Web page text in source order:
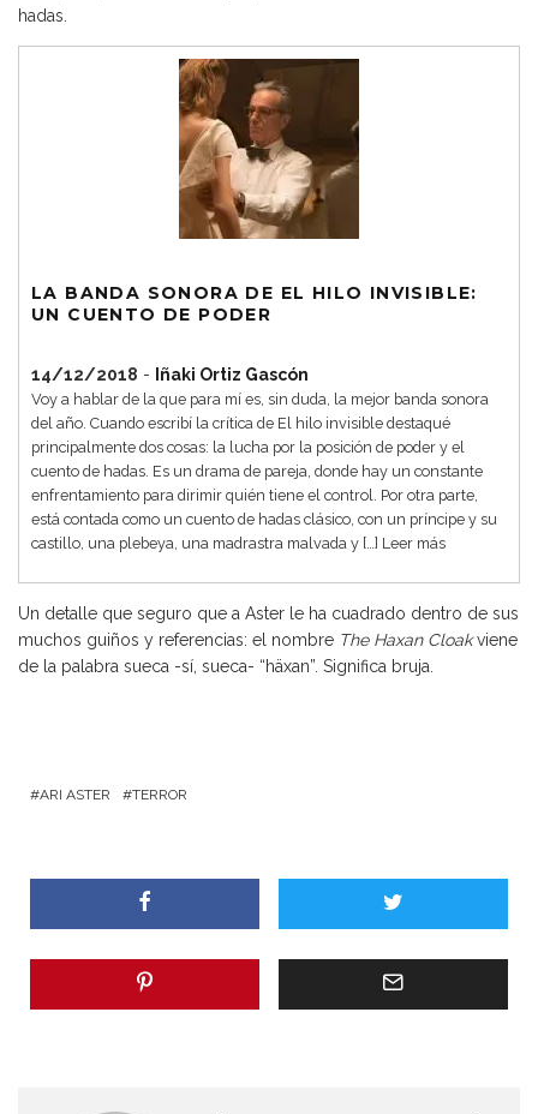
hadas.
LA BANDA SONORA DE EL HILO INVISIBLE:
UN CUENTO DE PODER
14/12/2018 - Iñaki Ortiz Gascón
Voy a hablar de la que para mí es, sin duda, la mejor banda sonora
del año. Cuando escribí la crítica de El hilo invisible destaqué
principalmente dos cosas: la lucha por la posición de poder y el
cuento de hadas. Es un drama de pareja, donde hay un constante
enfrentamiento para dirimir quién tiene el control. Por otra parte,
está contada como un cuento de hadas clásico, con un príncipe y su
castillo, una plebeya, una madrastra malvada y […] Leer más
Un detalle que seguro que a Aster le ha cuadrado dentro de sus
muchos guiños y referencias: el nombre The Haxan Cloakviene
de la palabra sueca -sí, sueca- “häxan”. Significa bruja.
ARI ASTER TERROR